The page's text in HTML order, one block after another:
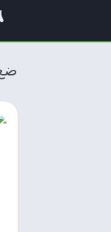
ضع